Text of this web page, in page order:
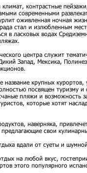
контрастные
современными
оживленная ночная
стал и излюбленным
в ласковых водах
центра служит
Запад, Мексика,
название крупных
посвящен туризму и
пляжи и возможность
которые хотят
наверняка,
свои
вдали от суеты и
на любой вкус,
этого популярного